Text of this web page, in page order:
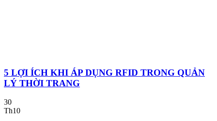
5 LỢI ÍCH KHI ÁP DỤNG RFID TRONG QUẢN
LÝ THỜI TRANG
30
Th10